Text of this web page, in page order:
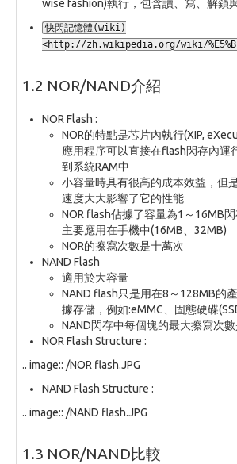
wise fashion)執行，包含讀、寫、解鎖
快閃記憶體(wiki)
<http://zh.wikipedia.org/wiki/
1.2 NOR/NAND介紹
NOR Flash :
NOR的特點是芯片內執行(XIP,
應用程序可以直接在flash閃存內運
到系統RAM中
小容量時具有很高的成本效益，但
速度大大影響了它的性能
NOR flash佔據了容量為1～16MB閃
主要應用在手機中(16MB、32MB)
NOR的擦寫次數是十萬次
NAND Flash
適用於大容量
NAND flash只是用在8～128MB的
據存儲，例如:eMMC、固態硬碟
NAND閃存中每個塊的最大擦寫次
NOR Flash Structure :
.. image:: /NOR flash.JPG
NAND Flash Structure :
.. image:: /NAND flash.JPG
1.3 NOR/NAND比較